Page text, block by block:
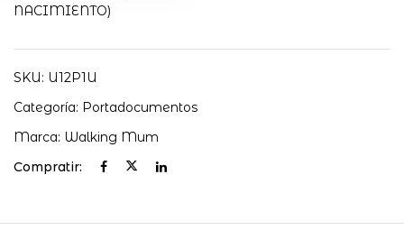
NACIMIENTO)
SKU: U12P1U
Categoría: Portadocumentos
Marca: Walking Mum
Compratir: